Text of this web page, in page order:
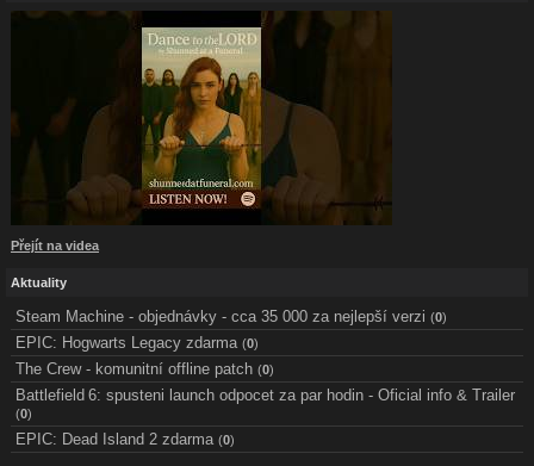
Přejít na videa
Aktuality
Steam Machine - objednávky - cca 35 000 za nejlepší verzi (0)
EPIC: Hogwarts Legacy zdarma (0)
The Crew - komunitní offline patch (0)
Battlefield 6: spusteni launch odpocet za par hodin - Oficial info & Trailer
(0)
EPIC: Dead Island 2 zdarma (0)